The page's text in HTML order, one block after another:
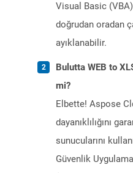
Visual Basic
doğrudan oradan
ayıklanabilir.
Bulutta WEB to
mi?
Elbette! Aspose
dayanıklılığını
sunucularını
Güvenlik